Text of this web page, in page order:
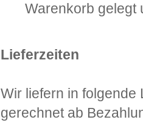
Warenkorb gelegt
Lieferzeiten
Wir liefern in folgende
gerechnet ab